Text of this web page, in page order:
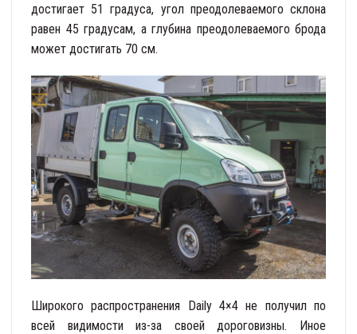
достигает 51 градуса, угол преодолеваемого склона
равен 45 градусам, а глубина преодолеваемого брода
может достигать 70 см.
Широкого распространения Daily 4×4 не получил по
всей видимости из-за своей дороговизны. Иное